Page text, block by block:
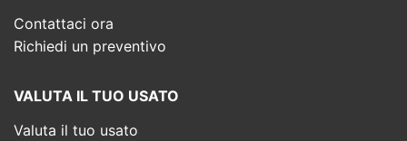
Contattaci ora
Richiedi un preventivo
VALUTA IL TUO USATO
Valuta il tuo usato